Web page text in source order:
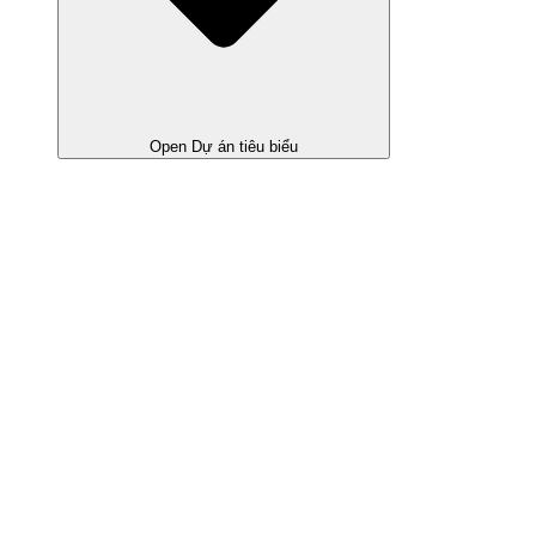
Open Dự án tiêu biểu